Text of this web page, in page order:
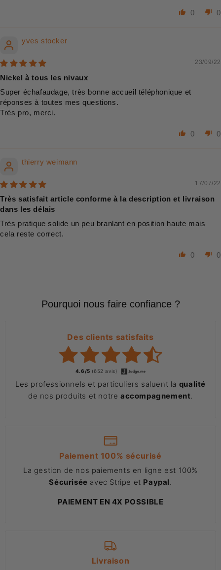
0 0
yves stocker
23/09/22
Nickel à tous les nivaux
Super échafaudage, très bonne accueil téléphonique et
réponses à toutes mes questions.
Très pro, merci.
0 0
thierry weimann
17/07/22
Très satisfait article conforme à la description et livraison
dans les délais
Très pratique solide un peu branlant en position haute mais
cela reste correct.
0 0
Pourquoi nous faire confiance ?
Des clients satisfaits
4.6/5 (652 avis)
Les professionnels et particuliers saluent la qualité
de nos produits et notre accompagnement.
Paiement 100% sécurisé
La gestion de nos paiements en ligne est 100%
Sécurisée avec Stripe et Paypal.
PAIEMENT EN 4X POSSIBLE
Livraison